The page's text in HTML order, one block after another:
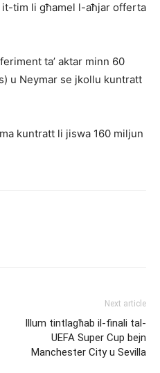
tim li għamel l-aħjar offerta
ta’ aktar minn 60
u Neymar se jkollu kuntratt
kuntratt li jiswa 160 miljun
Next article
Illum tintlagħab il-finali tal-
UEFA Super Cup bejn
Manchester City u Sevilla